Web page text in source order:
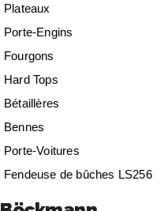
Plateaux
Porte-Engins
Fourgons
Hard Tops
Bétaillères
Bennes
Porte-Voitures
Fendeuse de bûches LS256